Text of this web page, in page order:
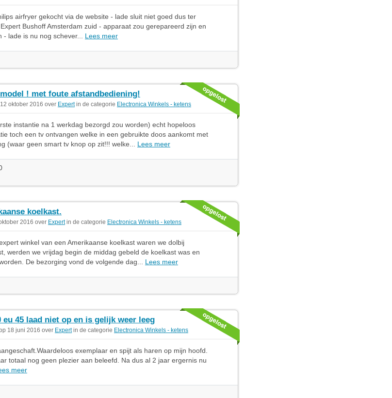
airfryer gekocht via de website - lade sluit niet goed dus ter
Bushoff Amsterdam zuid - apparaat zou gerepareerd zijn en
lade is nu nog schever... Lees meer
! met foute afstandbediening!
oktober 2016 over Expertin de categorie Electronica Winkels - ketens
instantie na 1 werkdag bezorgd zou worden) echt hopeloos
toch een tv ontvangen welke in een gebruikte doos aankomt met
(waar geen smart tv knop op zit!!! welke... Lees meer
koelkast.
2016 over Expertin de categorie Electronica Winkels - ketens
winkel van een Amerikaanse koelkast waren we dolbij
werden we vrijdag begin de middag gebeld de koelkast was en
De bezorging vond de volgende dag... Lees meer
45 laad niet op en is gelijk weer leeg
18 juni 2016 over Expertin de categorie Electronica Winkels - ketens
exemplaar en spijt als haren op mijn hoofd.
totaal nog geen plezier aan beleefd. Na dus al 2 jaar ergernis nu
meer